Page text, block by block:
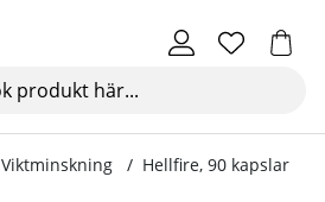
Viktminskning Hellfire, 90 kapslar